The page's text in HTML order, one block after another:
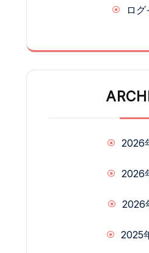
ログ
2026
2026
2026
2025